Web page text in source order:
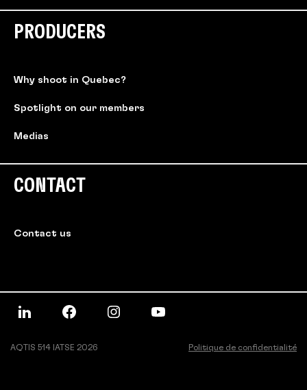
PRODUCERS
Why shoot in Quebec?
Spotlight on our members
Medias
CONTACT
Contact us
AQTIS 514 IATSE 2026 Politique de confidentialité